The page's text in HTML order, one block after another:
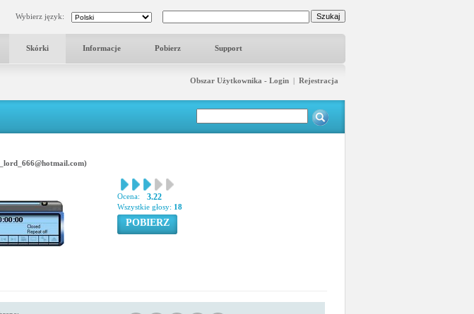
Wybierz język:
Skórki Informacje Pobierz Support
Obszar Użytkownika - Login | Rejestracja
Ocena: 3.22
Wszystkie głosy: 18
POBIERZ